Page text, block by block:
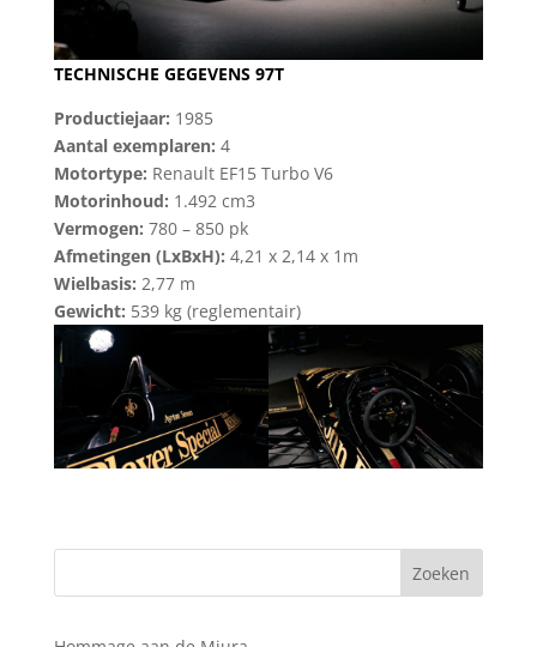
TECHNISCHE GEGEVENS 97T
Productiejaar: 1985
Aantal exemplaren: 4
Motortype: Renault EF15 Turbo V6
Motorinhoud: 1.492 cm3
Vermogen: 780 – 850 pk
Afmetingen (LxBxH): 4,21 x 2,14 x 1m
Wielbasis: 2,77 m
Gewicht: 539 kg (reglementair)